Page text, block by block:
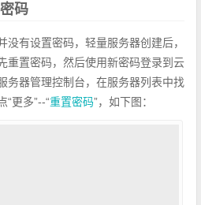
码
没有设置密码，轻量服务器创建后，
重置密码，然后使用新密码登录到云
务器管理控制台，在服务器列表中找
“更多”--“重置密码”，如下图：